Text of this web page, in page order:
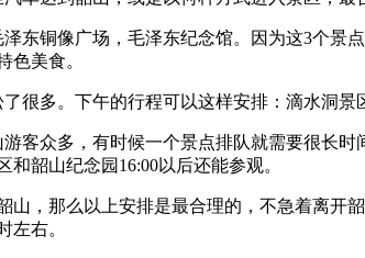
东铜像广场，毛泽东纪念馆。因为这3个景
色美食。
很多。下午的行程可以这样安排：滴水洞
客众多，有时候一个景点排队就需要很长
和韶山纪念园16:00以后还能参观。
山，那么以上安排是最合理的，不急着离开
左右。